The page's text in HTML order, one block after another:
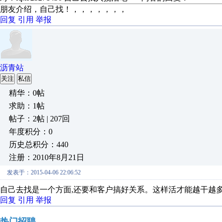
朋友介绍，自己找！，，，，，，，
回复 引用 举报
沥青站
关注 私信
精华：0帖
求助：1帖
帖子：2帖 | 207回
年度积分：0
历史总积分：440
注册：2010年8月21日
发表于：2015-04-06 22:06:52
自己去找是一个方面,还要和客户搞好关系。这样活才能越干越多
回复 引用 举报